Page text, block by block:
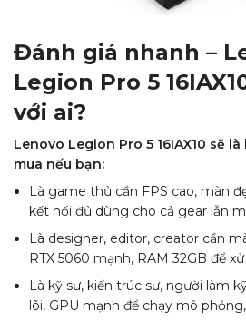
Đánh giá nhanh –
Legion Pro 5
với ai?
Lenovo Legion Pro 5 16IAX10 sẽ
mua nếu bạn:
Là game thủ cần FPS cao, màn
kết nối đủ dùng cho cả gear lẫn
Là designer, editor, creator cần
RTX 5060 mạnh, RAM 32GB để
Là kỹ sư, kiến trúc sư, người làm
lõi, GPU mạnh để chạy mô